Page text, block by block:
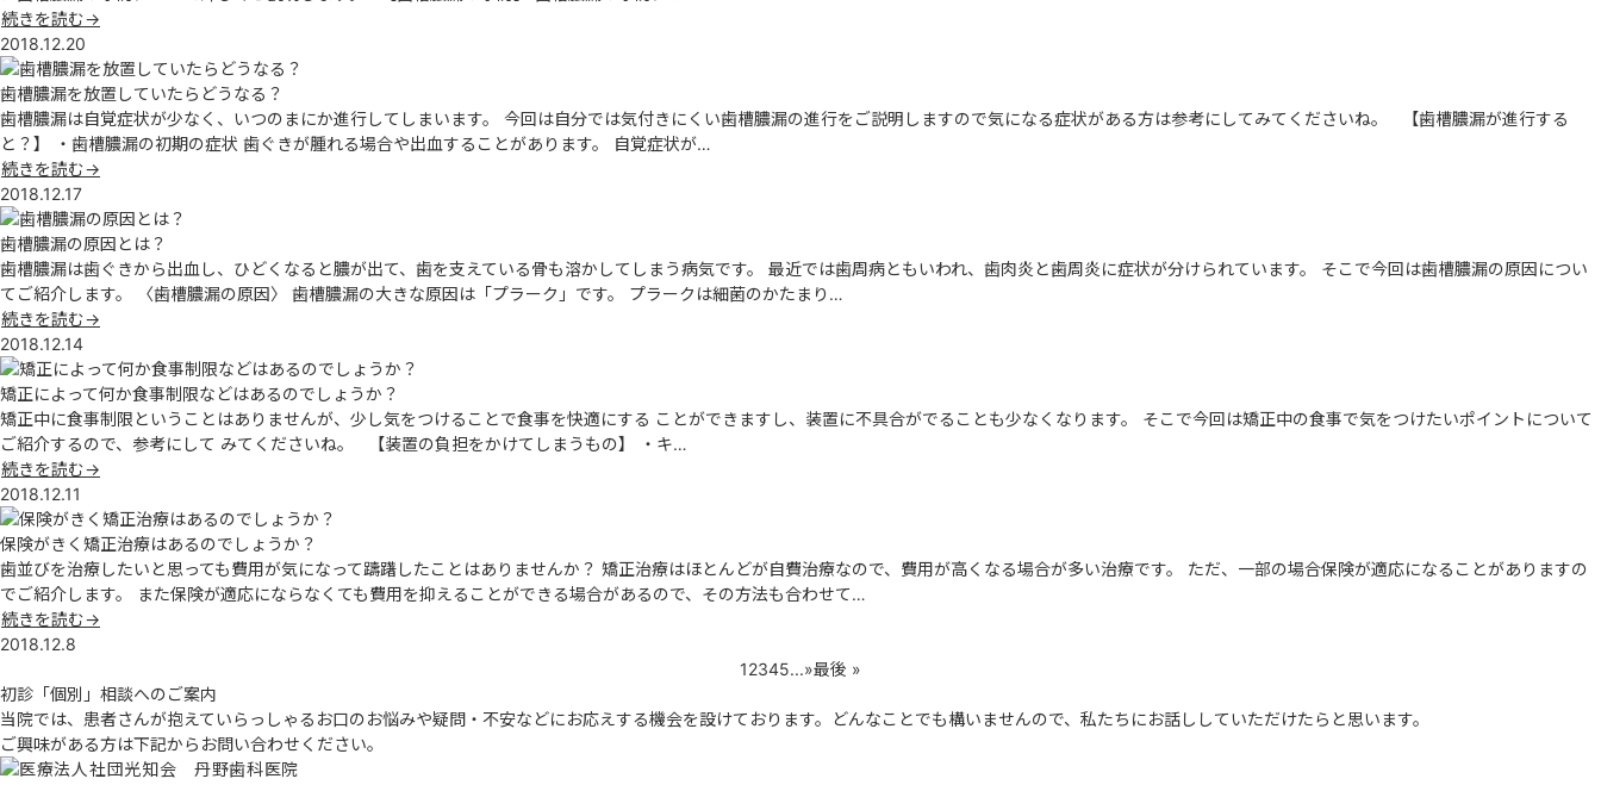
続きを読む→
2018.12.20
歯槽膿漏を放置していたらどうなる？
歯槽膿漏は自覚症状が少なく、いつのまにか進行してしまいます。 今回は自分では気付きにくい歯槽膿漏の進行をご説明しますので気になる症状がある方は参考にしてみてくださいね。 【歯槽膿漏が進行する
と？】 ・歯槽膿漏の初期の症状 歯ぐきが腫れる場合や出血することがあります。 自覚症状が…
続きを読む→
2018.12.17
歯槽膿漏の原因とは？
歯槽膿漏は歯ぐきから出血し、ひどくなると膿が出て、歯を支えている骨も溶かしてしまう病気です。 最近では歯周病ともいわれ、歯肉炎と歯周炎に症状が分けられています。 そこで今回は歯槽膿漏の原因につい
てご紹介します。 〈歯槽膿漏の原因〉 歯槽膿漏の大きな原因は「プラーク」です。 プラークは細菌のかたまり…
続きを読む→
2018.12.14
矯正によって何か食事制限などはあるのでしょうか？
矯正中に食事制限ということはありませんが、少し気をつけることで食事を快適にする ことができますし、装置に不具合がでることも少なくなります。 そこで今回は矯正中の食事で気をつけたいポイントについて
ご紹介するので、参考にして みてくださいね。 【装置の負担をかけてしまうもの】 ・キ…
続きを読む→
2018.12.11
保険がきく矯正治療はあるのでしょうか？
歯並びを治療したいと思っても費用が気になって躊躇したことはありませんか？ 矯正治療はほとんどが自費治療なので、費用が高くなる場合が多い治療です。 ただ、一部の場合保険が適応になることがありますの
でご紹介します。 また保険が適応にならなくても費用を抑えることができる場合があるので、その方法も合わせて…
続きを読む→
2018.12.8
12345...»最後 »
初診「個別」相談へのご案内
当院では、患者さんが抱えていらっしゃるお口のお悩みや疑問・不安などにお応えする機会を設けております。どんなことでも構いませんので、私たちにお話ししていただけたらと思います。
ご興味がある方は下記からお問い合わせください。